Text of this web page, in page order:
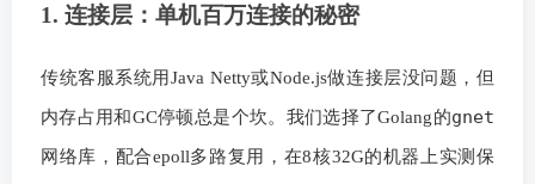
1. 连接层：单机百万连接的秘密
传统客服系统用Java Netty或Node.js做连接层没问题，但
内存占用和GC停顿总是个坎。我们选择了Golang的gnet
网络库，配合epoll多路复用，在8核32G的机器上实测保